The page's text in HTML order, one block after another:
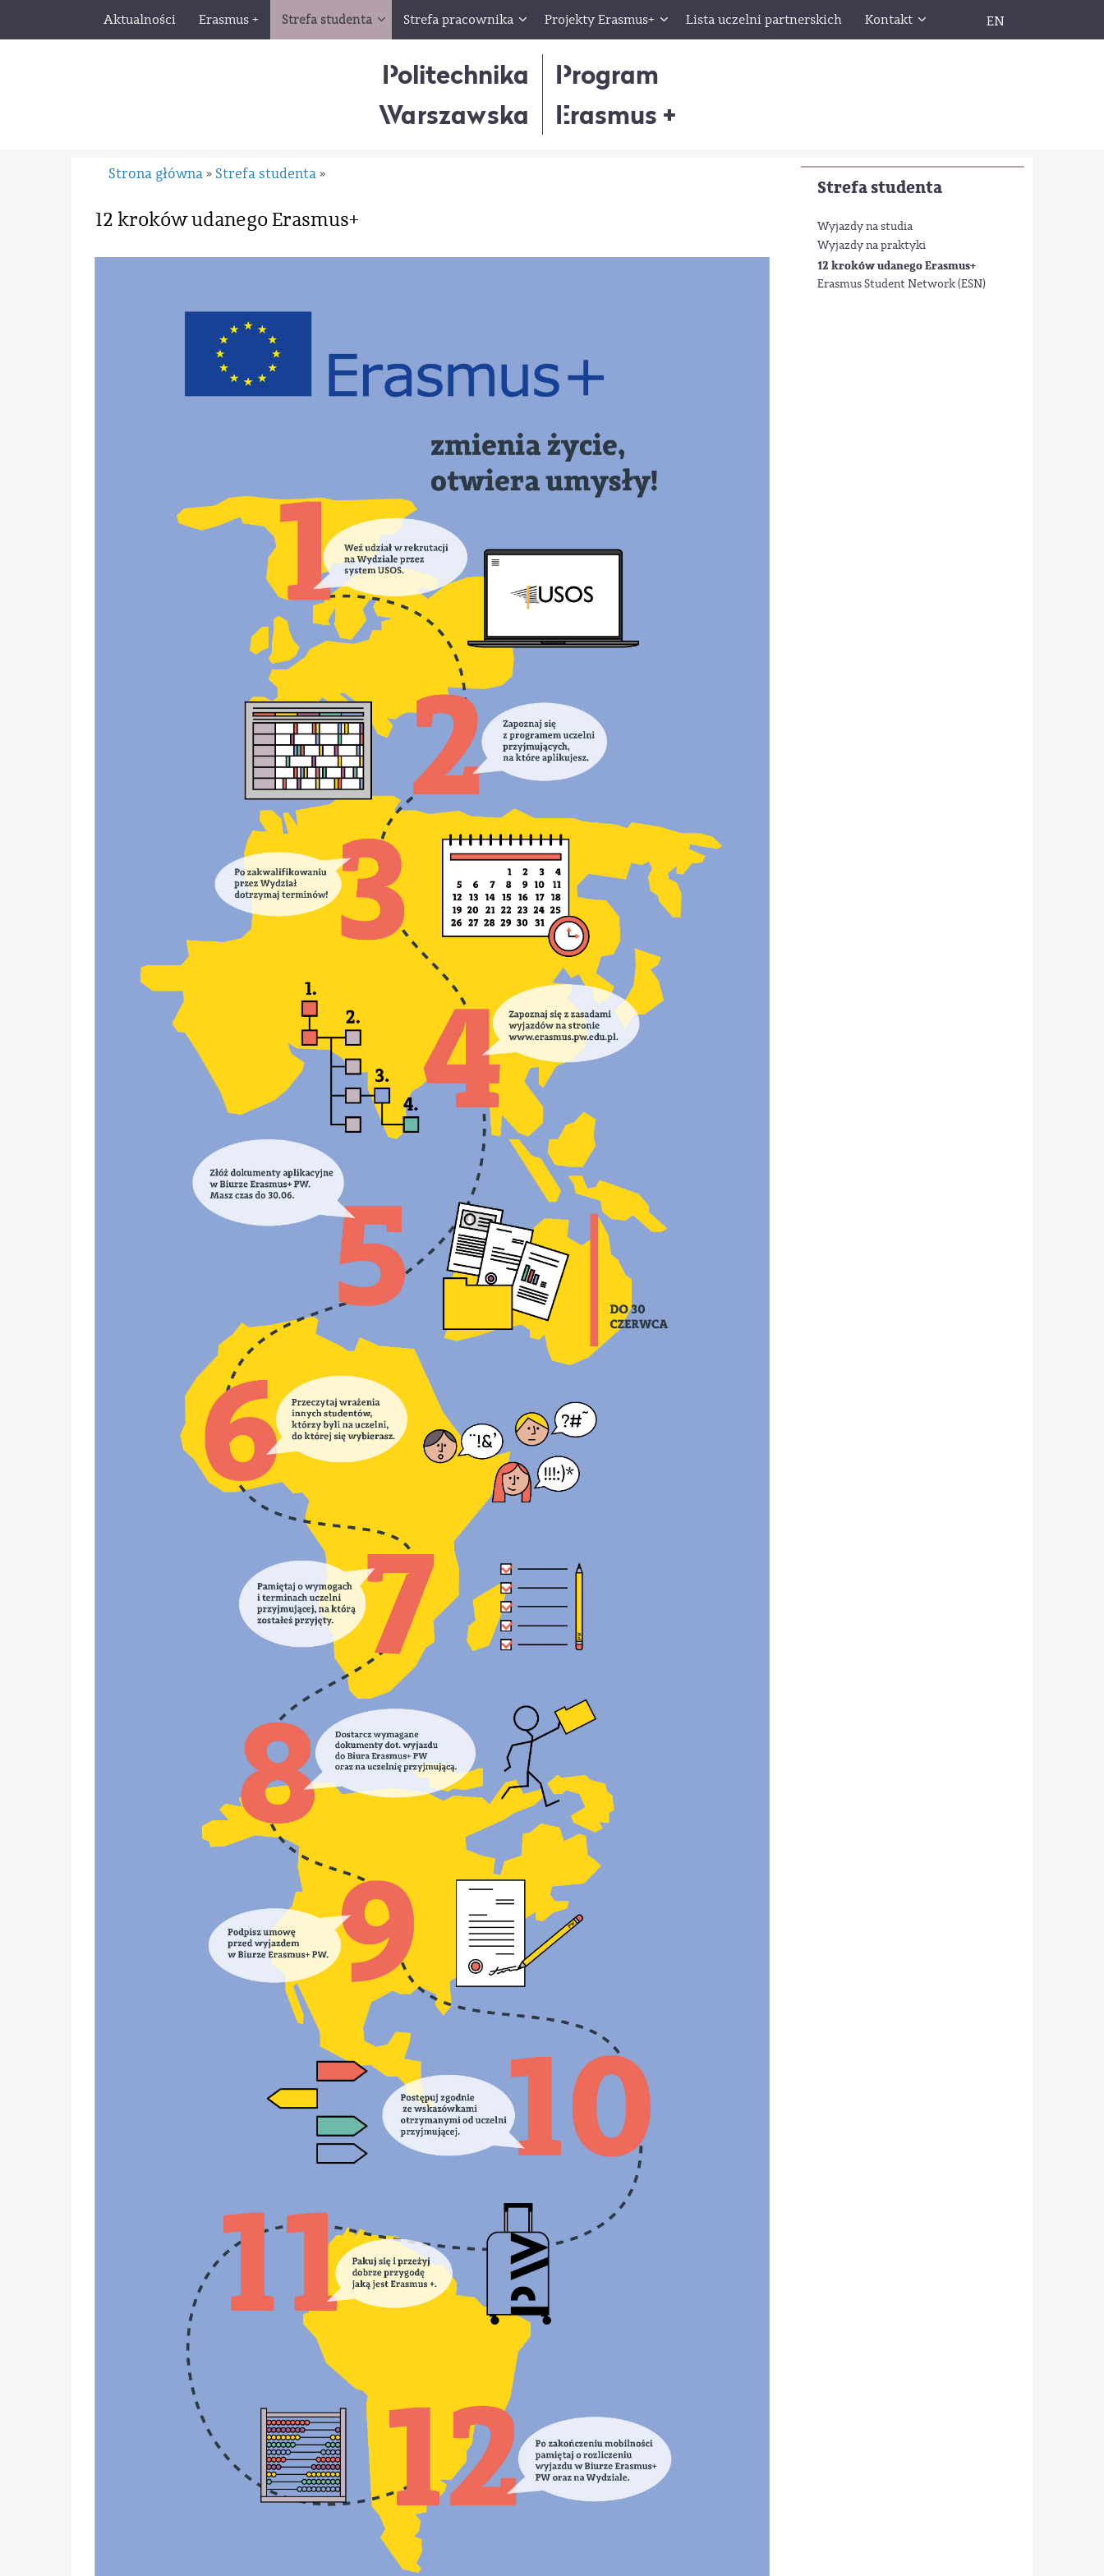
Aktualności Erasmus + Strefa studenta Strefa pracownika Projekty Erasmus+ Lista uczelni partnerskich Kontakt EN
Politechnika
Warszawska
Program
Erasmus +
Strefa studenta
Wyjazdy na studia
Wyjazdy na praktyki
12 kroków udanego Erasmus+
Erasmus Student Network (ESN)
Strona główna » Strefa studenta »
12 kroków udanego Erasmus+